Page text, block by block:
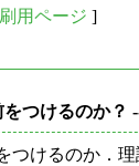
用ページ ]
をつけるのか
けるのか．理